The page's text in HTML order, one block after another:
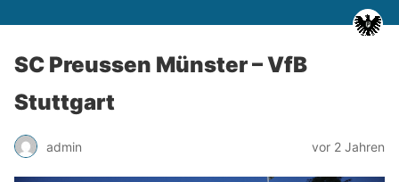
SC Preussen Münster – VfB
Stuttgart
admin vor 2 Jahren